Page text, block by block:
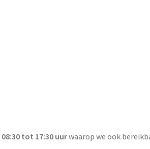
08:30 tot 17:30 uurwaarop we ook